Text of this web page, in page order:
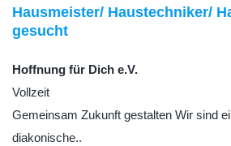
Hausmeister/ Haustechniker/
gesucht
Hoffnung für Dich e.V.
Vollzeit
Gemeinsam Zukunft gestalten Wir sind
diakonische..